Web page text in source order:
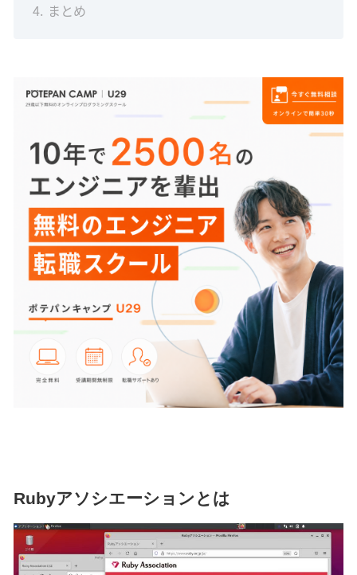
4 まとめ
Rubyアソシエーションとは